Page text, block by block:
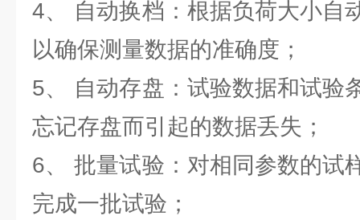
4、 自动换档：根据负荷大小自
以确保测量数据的准确度；
5、 自动存盘：试验数据和试验
忘记存盘而引起的数据丢失；
6、 批量试验：对相同参数的试
完成一批试验；